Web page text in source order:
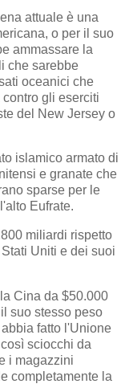
attuale è una
o per il suo
ammassare la
che sarebbe
oceanici che
gli eserciti
del New Jersey o
islamico armato di
e granate che
sparse per le
Eufrate.
miliardi rispetto
Uniti e dei suoi
Cina da $50.000
suo stesso peso
fatto l'Unione
sciocchi da
i magazzini
completamente la